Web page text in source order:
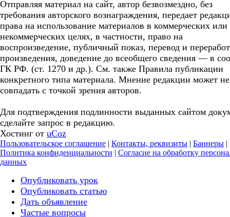
Отправляя материал на сайт, автор безвозмездно, без
требования авторского вознаграждения, передает
права на использование материалов в коммерческих или
некоммерческих целях, в частности, право на
воспроизведение, публичный показ, перевод и
произведения, доведение до всеобщего сведения — в
ГК РФ. (ст. 1270 и др.). См. также Правила публикации
конкретного типа материала. Мнение редакции может не
совпадать с точкой зрения авторов.
Для подтверждения подлинности выданных сайтом
сделайте запрос в редакцию.
Хостинг от uCoz
Пользовательское соглашение | Контакты, реквизиты | Баннеры |
Политика конфиденциальности | Согласие на обработку
данных
Опубликовать урок
Опубликовать статью
Дать объявление
Частые вопросы